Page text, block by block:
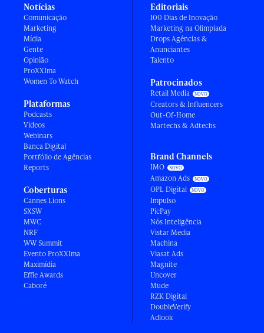
Notícias
Comunicação
Marketing
Mídia
Gente
Opinião
ProXXIma
Women To Watch
Plataformas
Podcasts
Vídeos
Webinars
Banca Digital
Portfólio de Agências
Reports
Coberturas
Cannes Lions
SXSW
MWC
NRF
WW Summit
Evento ProXXIma
Maximídia
Effie Awards
Caboré
Editoriais
100 Dias de Inovação
Marketing na Olimpíada
Drops Agências &
Anunciantes
Talento
Patrocinados
Retail Media
Creators & Influencers
Out-Of-Home
Martechs & Adtechs
Brand Channels
IMO
Amazon Ads
OPL Digital
Impulso
PicPay
Nós Inteligência
Vistar Media
Machina
Viasat Ads
Magnite
Uncover
Mude
RZK Digital
DoubleVerify
Adlook